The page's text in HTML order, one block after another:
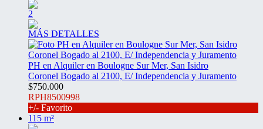
2
MÁS DETALLES
PH en Alquiler en Boulogne Sur Mer, San Isidro
Coronel Bogado al 2100, E/ Independencia y Juramento
$750.000
RPH8500998
+/- Favorito
115 m²